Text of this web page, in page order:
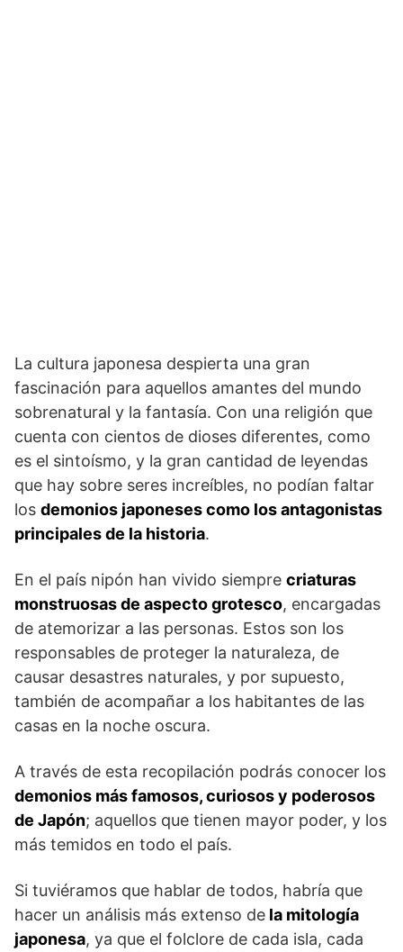
La cultura japonesa despierta una gran
fascinación para aquellos amantes del mundo
sobrenatural y la fantasía. Con una religión que
cuenta con cientos de dioses diferentes, como
es el sintoísmo, y la gran cantidad de leyendas
que hay sobre seres increíbles, no podían faltar
los demonios japoneses como los antagonistas
principales de la historia.
En el país nipón han vivido siempre criaturas
monstruosas de aspecto grotesco, encargadas
de atemorizar a las personas. Estos son los
responsables de proteger la naturaleza, de
causar desastres naturales, y por supuesto,
también de acompañar a los habitantes de las
casas en la noche oscura.
A través de esta recopilación podrás conocer los
demonios más famosos, curiosos y poderosos
de Japón; aquellos que tienen mayor poder, y los
más temidos en todo el país.
Si tuviéramos que hablar de todos, habría que
hacer un análisis más extenso de la mitología
japonesa, ya que el folclore de cada isla, cada